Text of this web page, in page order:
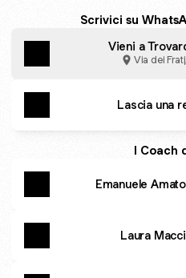
Scrivici su
Vieni a
Via dei
Lascia una
I Coach
Emanuele
Laura